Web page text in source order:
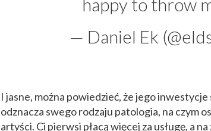
— Daniel Ek
I jasne, można powiedzieć, że jego
odznacza swego rodzaju patologia, na czym
artyści. Ci pierwsi płacą więcej za usługę, a